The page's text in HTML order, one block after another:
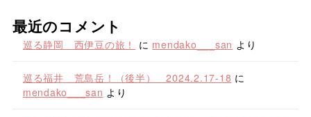
最近のコメント
巡る静岡 西伊豆の旅！ に mendako___san より
巡る福井 荒島岳！（後半） 2024.2.17-18 に
mendako___san より